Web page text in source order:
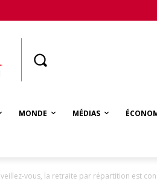
MONDE MÉDIAS
vous, la retraite par répartition est